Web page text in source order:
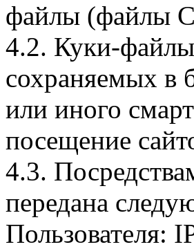
файлы (файлы
4.2. Куки-
сохраняемых в
или иного
посещение
4.3.
передана
Пользователя: